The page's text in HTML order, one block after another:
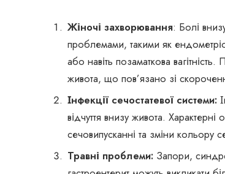
Жіночі захворювання: Болі
проблемами, такими як
або навіть позаматкова
живота, що пов’язано зі
Інфекції сечостатевої системи:
відчуття внизу живота.
сечовипусканні та зміни кольору
Травні проблеми: Запори,